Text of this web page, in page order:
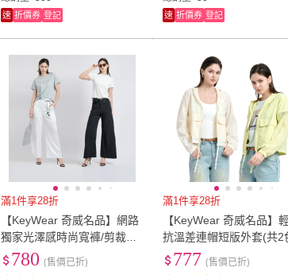
速 折價券 登記 速 折價券 登記
滿1件享28折
【KeyWear 奇威名品】網路
獨家光澤感時尚寬褲/剪裁設
計西裝寬褲(精選兩款)
780 (售價已折)
滿1件享28折
【KeyWear 奇威名品】
抗溫差連帽短版外套(共2
777 (售價已折)